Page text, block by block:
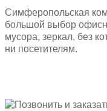
Симферопольская
большой выбор
мусора, зеркал, без
ни посетителям.